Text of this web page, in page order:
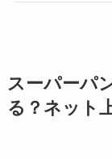
スーパーパ
る？ネット